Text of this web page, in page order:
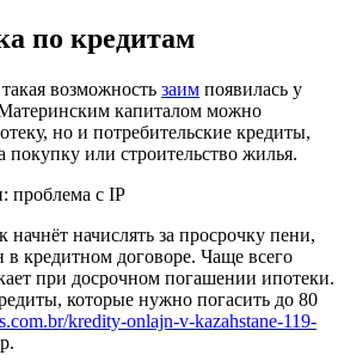
по кредитам
возможность заим появилась у
капиталом можно
но и потребительские кредиты,
покупку или строительство жилья.
начислять за просрочку пени,
в кредитном договоре. Чаще всего
при досрочном погашении ипотеки.
которые нужно погасить до 80
kredity-onlajn-v-kazahstane-119-